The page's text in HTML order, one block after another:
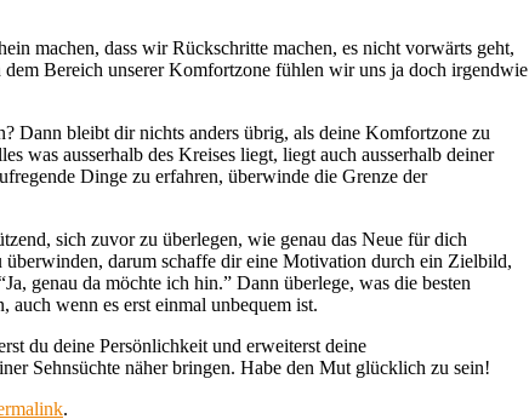
machen, dass wir Rückschritte machen, es nicht vorwärts geht,
Bereich unserer Komfortzone fühlen wir uns ja doch irgendwie
Dann bleibt dir nichts anders übrig, als deine Komfortzone zu
was ausserhalb des Kreises liegt, liegt auch ausserhalb deiner
Dinge zu erfahren, überwinde die Grenze der
sich zuvor zu überlegen, wie genau das Neue für dich
darum schaffe dir eine Motivation durch ein Zielbild,
genau da möchte ich hin.” Dann überlege, was die besten
wenn es erst einmal unbequem ist.
du deine Persönlichkeit und erweiterst deine
Sehnsüchte näher bringen. Habe den Mut glücklich zu sein!
.